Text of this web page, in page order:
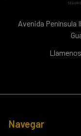
Avenida Península
Navegar